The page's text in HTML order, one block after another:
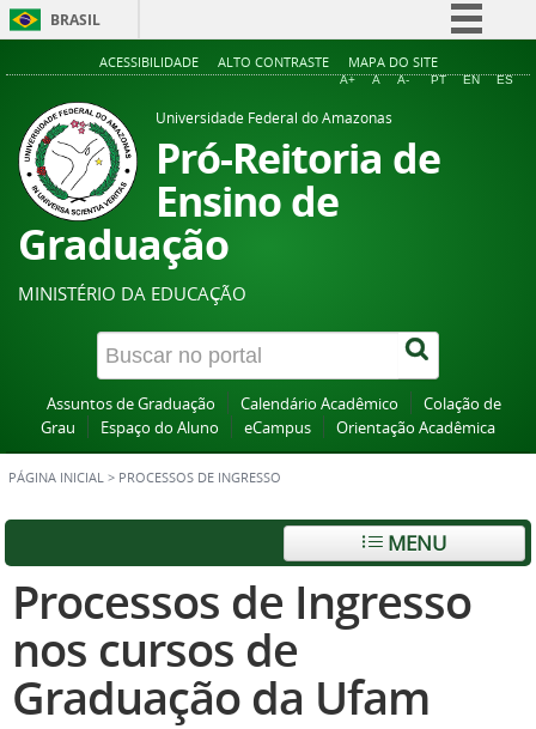
BRASIL
Simplifique!
Acesso à informação
ACESSIBILIDADE ALTO CONTRASTE MAPA DO SITE
A+ A A- PT EN ES
Universidade Federal do Amazonas
Pró-Reitoria de
Ensino de
Graduação
MINISTÉRIO DA EDUCAÇÃO
Assuntos de Graduação Calendário Acadêmico
Colação de
Grau
Espaço do Aluno eCampus Orientação Acadêmica
PÁGINA INICIAL > PROCESSOS DE INGRESSO
MENU
Processos de Ingresso
nos cursos de
Graduação da Ufam